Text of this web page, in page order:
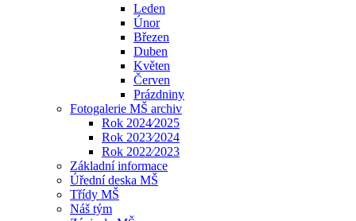
Leden
Únor
Březen
Duben
Květen
Červen
Prázdniny
Fotogalerie MŠ archiv
Rok 2024⁄2025
Rok 2023⁄2024
Rok 2022⁄2023
Základní informace
Úřední deska MŠ
Třídy MŠ
Náš tým